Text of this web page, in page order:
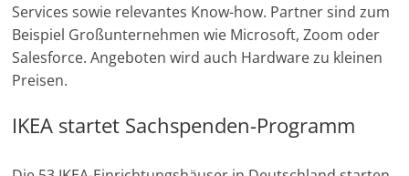
Services sowie relevantes Know-how. Partner sind zum
Beispiel Großunternehmen wie Microsoft, Zoom oder
Salesforce. Angeboten wird auch Hardware zu kleinen
Preisen.
IKEA startet Sachspenden-Programm